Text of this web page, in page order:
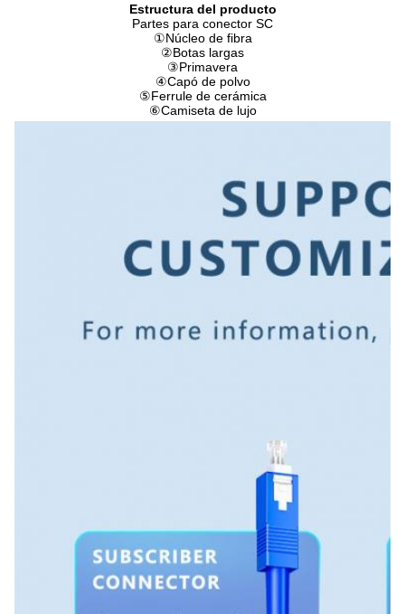
Estructura del producto
Partes para conector SC
①Núcleo de fibra
②Botas largas
③Primavera
④Capó de polvo
⑤Ferrule de cerámica
⑥Camiseta de lujo